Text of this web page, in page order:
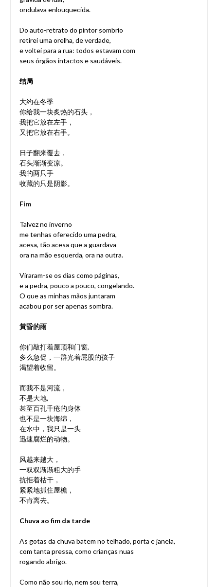
ondulava enlouquecida.
Do auto-retrato do pintor sombrio
retirei uma orelha, de verdade,
e voltei para a rua: todos estavam com
seus órgãos intactos e saudáveis.
结局
大约在冬季
你给我一块炙热的石头，
我把它放在左手，
又把它放在右手。
日子翻来覆去，
石头渐渐变凉。
我的两只手
收藏的只是阴影。
Fim
Talvez no inverno
me tenhas oferecido uma pedra,
acesa, tão acesa que a guardava
ora na mão esquerda, ora na outra.
Viraram-se os dias como páginas,
e a pedra, pouco a pouco, congelando.
O que as minhas mãos juntaram
acabou por ser apenas sombra.
黃昏的雨
你们敲打着屋顶和门窗,
多么急促，一群光着屁股的孩子
渴望着收留。
而我不是河流，
不是大地,
甚至百孔千疮的身体
也不是一块海绵，
在水中，我只是一头
迅速腐烂的动物。
风越来越大，
一双双渐渐粗大的手
抗拒着枯干，
紧紧地抓住屋檐，
不肯离去。
Chuva ao fim da tarde
As gotas da chuva batem no telhado, porta e janela,
com tanta pressa, como crianças nuas
rogando abrigo.
Como não sou rio, nem sou terra,